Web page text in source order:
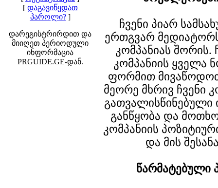
[ დაგავიწყდათ
პაროლი?]
დარეგისტრირდით და
მიიღეთ პერიოდული
ინფორმაცია
PRGUIDE.GE-დან.
ჩვენი პიარ
ერთგვარ
კომპანიას შორის.
კომპანიის ყველა
ფორმით
მეორე მხრივ ჩვენი
გათვალისწინებული
განწყობა და
კომპანიის
და მის
წარმატებული